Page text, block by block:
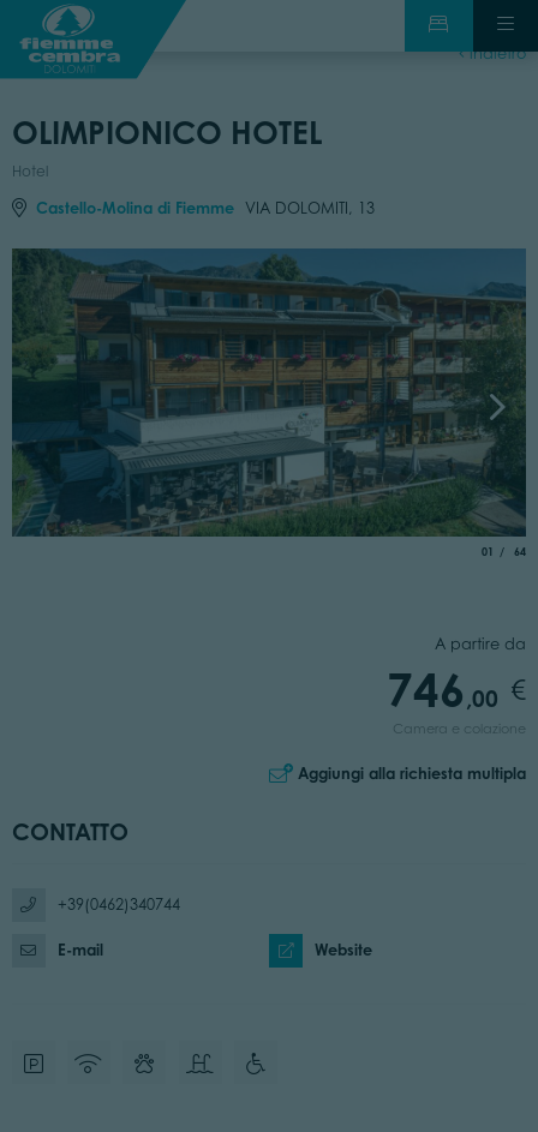
indietro
OLIMPIONICO HOTEL
Hotel
Castello-Molina di Fiemme VIA DOLOMITI, 13
01 di
64
A partire da
746 ,00
Camera e colazione
Aggiungi alla richiesta multipla
CONTATTO
+39(0462)340744
E-mail Website